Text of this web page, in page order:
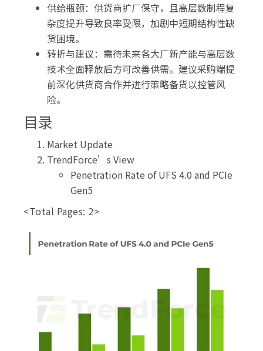
供给瓶颈：供货商扩厂保守，且高层数制程复
杂度提升导致良率受限，加剧中短期结构性缺
货困境。
转折与建议：需待未来各大厂新产能与高层数
技术全面释放后方可改善供需。建议采购端提
前深化供货商合作并进行策略备货以控管风
险。
目录
Market Update
TrendForce’s View
Penetration Rate of UFS 4.0 and PCIe
Gen5
<Total Pages: 2>